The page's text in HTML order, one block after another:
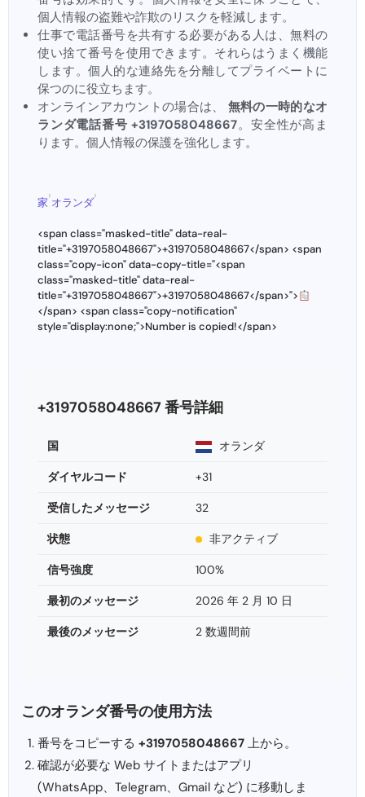
個人情報の盗難や詐欺のリスクを軽減します。
仕事で電話番号を共有する必要がある人は、無料の
使い捨て番号を使用できます。それらはうまく機能
します。個人的な連絡先を分離してプライベートに
保つのに役立ちます。
オンラインアカウントの場合は、 無料の一時的なオ
ランダ電話番号 +3197058048667。安全性が高ま
ります。個人情報の保護を強化します。
家
›
オランダ
›
<span class="masked-title" data-real-
title="+3197058048667">+3197058048667</span> <span
class="copy-icon" data-copy-title="<span
class="masked-title" data-real-
title="+3197058048667">+3197058048667</span>">
</span> <span class="copy-notification"
style="display:none;">Number is copied!</span>
+3197058048667 番号詳細
国 オランダ
ダイヤルコード +31
受信したメッセージ 32
状態 非アクティブ
信号強度 100%
最初のメッセージ 2026 年 2 月 10 日
最後のメッセージ 2 数週間前
このオランダ番号の使用方法
番号をコピーする +3197058048667 上から。
確認が必要な Web サイトまたはアプリ
(WhatsApp、Telegram、Gmail など) に移動しま